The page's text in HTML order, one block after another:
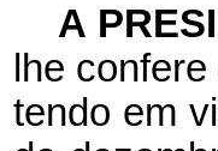
A
lhe
tendo em